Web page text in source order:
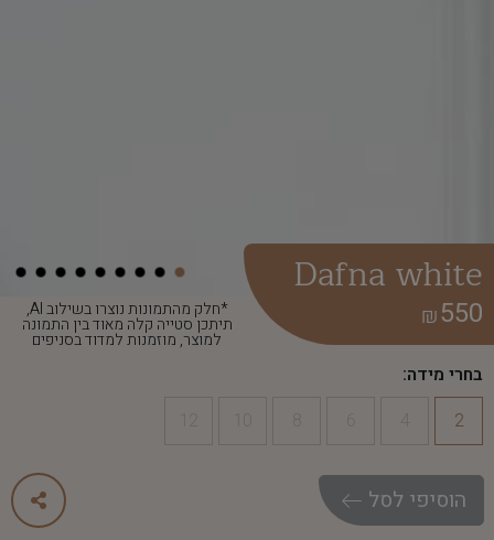
*חלק מהתמונות נוצרו בשילוב AI,
תיתכן סטייה קלה מאוד בין התמונה
למוצר, מוזמנות למדוד בסניפים
Dafna white
550
₪
בחרי מידה:
2
הוסיפי לסל